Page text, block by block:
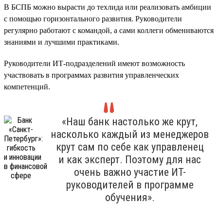
В БСПБ можно вырасти до техлида или реализовать амбиции
с помощью горизонтального развития. Руководители
регулярно работают с командой, а сами коллеги обмениваются
знаниями и лучшими практиками.
Руководители ИТ-подразделений имеют возможность
участвовать в программах развития управленческих
компетенций.
«Наш банк настолько же крут,
насколько каждый из менеджеров
крут сам по себе как управленец
и как эксперт. Поэтому для нас
очень важно участие ИТ-
руководителей в программе
обучения».